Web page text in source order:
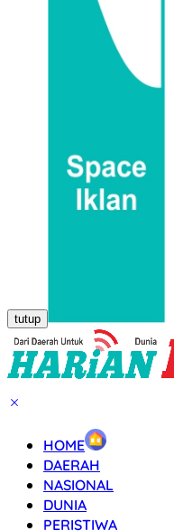
tutup
HOME
DAERAH
NASIONAL
DUNIA
PERISTIWA